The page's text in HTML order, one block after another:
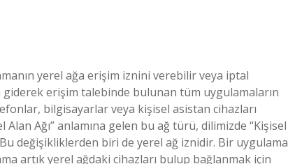
yerel ağa erişim iznini verebilir veya iptal
giderek erişim talebinde bulunan tüm uygulamaların
bilgisayarlar veya kişisel asistan cihazları
Ağı” anlamına gelen bu ağ türü, dilimizde “Kişisel
Bu değişikliklerden biri de yerel ağ iznidir. Bir uygulama
artık yerel ağdaki cihazları bulup bağlanmak için